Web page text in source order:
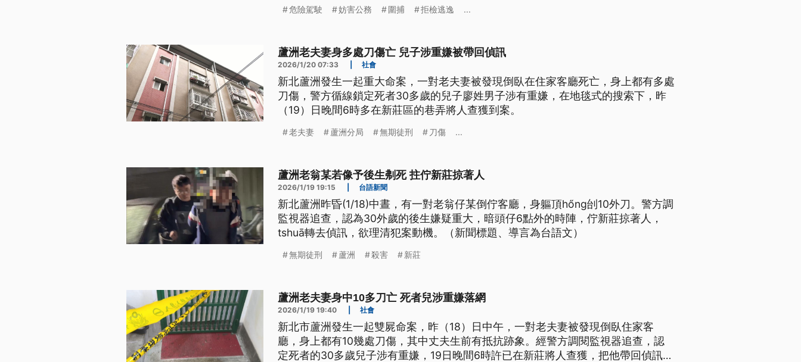
危險駕駛 妨害公務 圍捕 拒檢逃逸 ...
蘆洲老夫妻身多處刀傷亡 兒子涉重嫌被帶回偵訊
2026/1/20 07:33 社會
新北蘆洲發生一起重大命案，一對老夫妻被發現倒臥在住家客廳死亡，身上都有多處
刀傷，警方循線鎖定死者30多歲的兒子廖姓男子涉有重嫌，在地毯式的搜索下，昨
（19）日晚間6時多在新莊區的巷弄將人查獲到案。
老夫妻 蘆洲分局 無期徒刑 刀傷 ...
蘆洲老翁某若像予後生刜死 拄佇新莊掠著人
2026/1/19 19:15 台語新聞
新北蘆洲昨昏(1/18)中晝，有一對老翁仔某倒佇客廳，身軀頂hőng刣10外刀。警方調
監視器追查，認為30外歲的後生嫌疑重大，暗頭仔6點外的時陣，佇新莊掠著人，
tshuā轉去偵訊，欲理清犯案動機。（新聞標題、導言為台語文）
無期徒刑 蘆洲 殺害 新莊
蘆洲老夫妻身中10多刀亡 死者兒涉重嫌落網
2026/1/19 19:40 社會
新北市蘆洲發生一起雙屍命案，昨（18）日中午，一對老夫妻被發現倒臥住家客
廳，身上都有10幾處刀傷，其中丈夫生前有抵抗跡象。經警方調閱監視器追查，認
定死者的30多歲兒子涉有重嫌，19日晚間6時許已在新莊將人查獲，把他帶回偵訊，